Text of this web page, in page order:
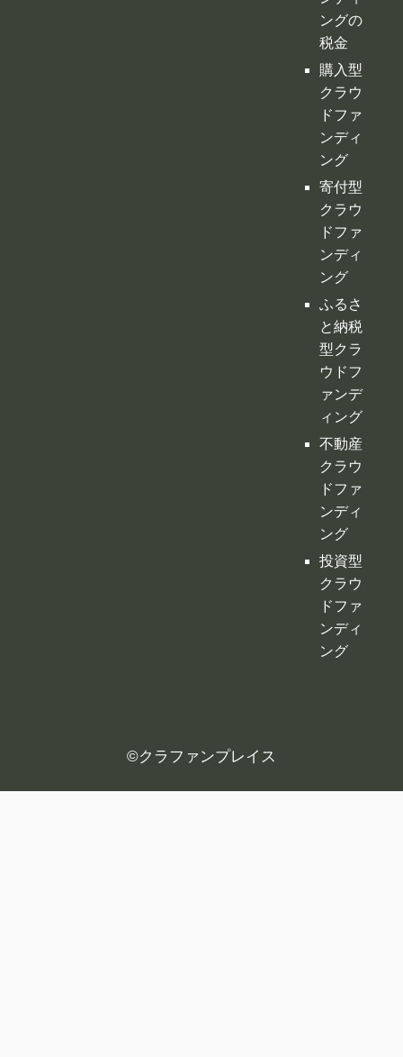
ング
寄付型
クラウ
ドファ
ンディ
ング
ふるさ
と納税
型クラ
ウドフ
ァンデ
ィング
不動産
クラウ
ドファ
ンディ
ング
投資型
クラウ
ドファ
ンディ
ング